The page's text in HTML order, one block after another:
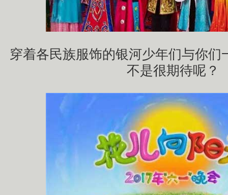
穿着各民族服饰的银河少年们与你们
不是很期待呢？